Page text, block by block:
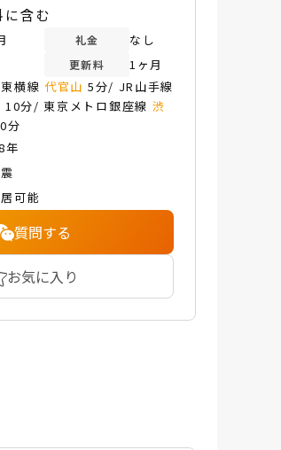
に含む
礼金 なし
更新料 1ヶ月
東横線代官山 5分/ JR山手線
10分/ 東京メトロ銀座線 渋
分
年
可能
質問する
お気に入り